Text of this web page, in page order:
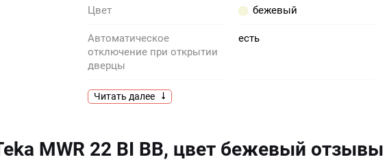
Цвет бежевый
Автоматическое
отключение при открытии
дверцы
есть
Дверца
Глубина (см) 33.4
Читать далее
MWR 22 BI BB, цвет бежевый отзывы